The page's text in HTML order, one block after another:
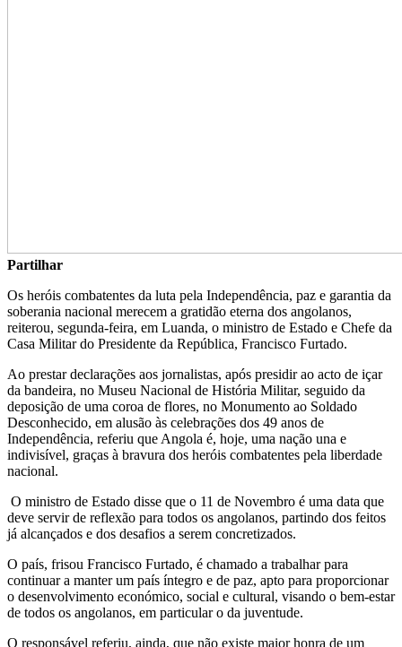
Partilhar
Os heróis combatentes da luta pela Independência, paz e garantia da
soberania nacional merecem a gratidão eterna dos angolanos,
reiterou, segunda-feira, em Luanda, o ministro de Estado e Chefe da
Casa Militar do Presidente da República, Francisco Furtado.
Ao prestar declarações aos jornalistas, após presidir ao acto de içar
da bandeira, no Museu Nacional de História Militar, seguido da
deposição de uma coroa de flores, no Monumento ao Soldado
Desconhecido, em alusão às celebrações dos 49 anos de
Independência, referiu que Angola é, hoje, uma nação una e
indivisível, graças à bravura dos heróis combatentes pela liberdade
nacional.
O ministro de Estado disse que o 11 de Novembro é uma data que
deve servir de reflexão para todos os angolanos, partindo dos feitos
já alcançados e dos desafios a serem concretizados.
O país, frisou Francisco Furtado, é chamado a trabalhar para
continuar a manter um país íntegro e de paz, apto para proporcionar
o desenvolvimento económico, social e cultural, visando o bem-estar
de todos os angolanos, em particular o da juventude.
O responsável referiu, ainda, que não existe maior honra de um